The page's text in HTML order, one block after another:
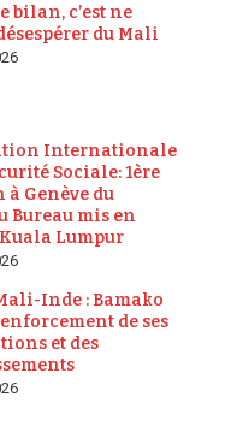
bilan, c’est ne
du Mali
Internationale
Sociale: 1ère
Genève du
Bureau mis en
Lumpur
Inde : Bamako
de ses
et des